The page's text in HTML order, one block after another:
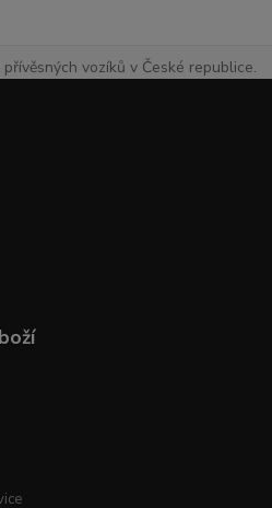
vozíků v České republice.